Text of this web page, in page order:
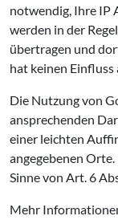
notwendig, Ihre IP
werden in der
übertragen und
hat keinen
Die Nutzung von
ansprechenden
einer leichten
angegebenen
Sinne von Art. 6
Mehr